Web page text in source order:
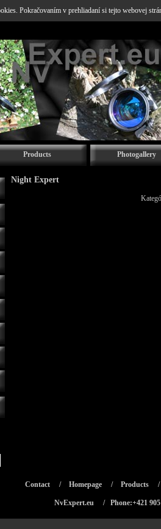
Pokračovaním v prehliadaní si tejto webovej
Products Photogallery
Night Expert
Contact / Homepage / Products /
NvExpert.eu / Phone:+421